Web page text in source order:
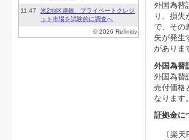
外国為替
り、損失
で、その
失が発生
がありま
外国為替
外国為替
売付価格
なります
証拠金に
〔楽